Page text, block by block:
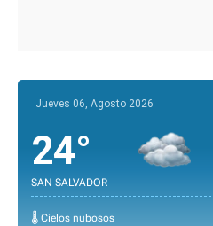
Jueves 06, Agosto 2026
24°
SAN SALVADOR
🌡️ Cielos nubosos